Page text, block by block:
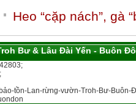
Heo “cặp nách”, gà
Bư & Lâu Đài Yến - Buôn
tồn-Lan-rừng-vườn-Troh-Bư-Buôn-